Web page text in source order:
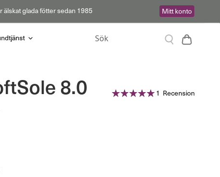
älskat glada fötter sedan 1985 Mitt konto
8.0 Betyg: 1 Recension